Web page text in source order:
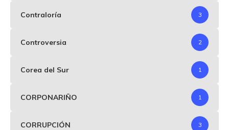
Contraloría 3
Controversia 2
Corea del Sur 1
CORPONARIÑO 1
CORRUPCIÓN 3